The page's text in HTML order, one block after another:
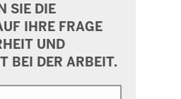
SIE DIE
IHRE FRAGE
UND
BEI DER ARBEIT.